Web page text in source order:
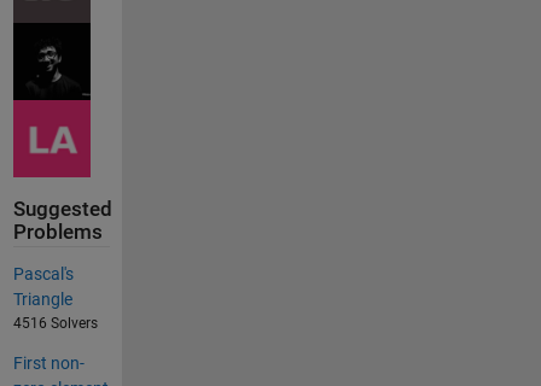
Suggested
Problems
Pascal's
Triangle
4516 Solvers
First non-